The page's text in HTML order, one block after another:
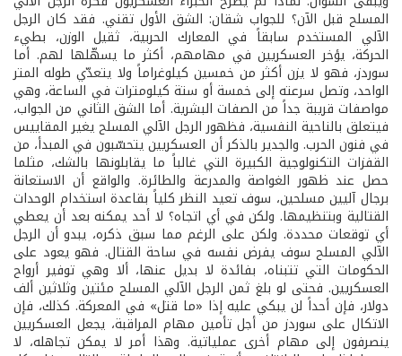
المسلح قبل الآن؟ للجواب شقان: الشق الأول تقني. فقد كان الرجل
الآلي المستخدم سابقاً في المعارك الحربية، ثقيل الوزن، بطيء
الحركة، يؤخر العسكريين في مهامهم، أكثر ما يسهّلها لهم. أما
سوردز، فهو لا يزن أكثر من خمسين كيلوغراماً ولا يتعدّي طوله المتر
الواحد، وتصل سرعته إلى خمسة أو ستة كيلومترات في الساعة، وهي
مواصفات قريبة جداً من الصفات البشرية. أما الشق الثاني من الجواب،
فيتعلق بالناحية النفسية، فظهور الرجل الآلي المسلح يغير المقاييس
في فنون الحرب. والجدير بالذكر أن العسكريين يتحسّبون في المبدأ، من
القفزات التكنولوجية الكبيرة التي غالباً ما يقابلونها بالشك، مثلما
حصل عند ظهور الغواصة والمدرعة والطائرة. والواقع أن الاستعانة
برجال آليين مسلحين، سوف تعيد النظر كلياً بقاعدة استخدام الوحدات
القتالية وبتنظيمها. ولكن في أي اتجاه؟ لا أحد يمكنه بعد أن يعطي
أي توقعات محددة. ولكن على الرغم مما سبق ذكره، يبدو أن الرجل
الآلي المسلح سوف يفرض نفسه في ساحة القتال. فهو يعود على
الحكومات التي تتبناه، بفائدة لا بديل عنها، ألا وهي توفير أرواح
العسكريين. فحتى لو بلغ ثمن الرجل الآلي المسلح مئتين وثلاثين ألف
دولار، فإن أحداً لن يبكي عليه إذا «ما قتل» في المعركة. كذلك، فإن
الاتكال على سوردز من أجل تأمين مهام المراقبة، يجعل العسكريين
ينصرفون إلى مهام أخرى عملياتية. وهذا أمر لا يمكن تجاهله، لا